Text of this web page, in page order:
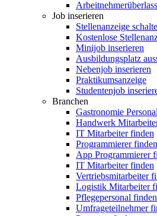
Job inserieren
Stellenanzeige
Kostenlose
Minijob inserieren
Ausbildungsplatz
Nebenjob inserieren
Praktikumsanzeige
Studentenjob
Branchen
Gastronomie
Handwerk
IT Mitarbeiter finden
Programmierer finden
App Programmierer
IT Mitarbeiter finden
Vertriebsmitarbeiter
Logistik Mitarbeiter
Pflegepersonal finden
Umfrageteilnehmer